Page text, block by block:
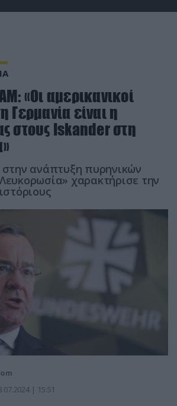
«Οι αμερικανικοί
Γερμανία είναι η
στους Iskander στη
ανάπτυξη πυρηνικών
χαρακτήρισε την
| 15:51